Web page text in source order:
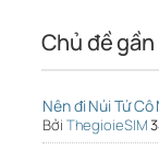
Chủ đề
Nên đi Núi Tứ
Bởi ThegioieSIM